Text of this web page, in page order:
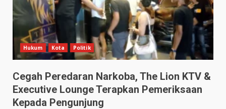
Hukum Kota Politik
Cegah Peredaran Narkoba, The Lion KTV &
Executive Lounge Terapkan Pemeriksaan
Kepada Pengunjung